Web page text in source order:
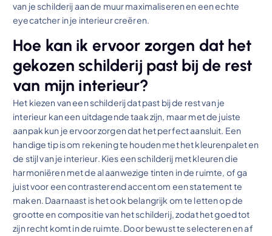
van je schilderij aan de muur maximaliseren en een echte
eyecatcher in je interieur creëren.
Hoe kan ik ervoor zorgen dat het
gekozen schilderij past bij de rest
van mijn interieur?
Het kiezen van een schilderij dat past bij de rest van je
interieur kan een uitdagende taak zijn, maar met de juiste
aanpak kun je ervoor zorgen dat het perfect aansluit. Een
handige tip is om rekening te houden met het kleurenpalet en
de stijl van je interieur. Kies een schilderij met kleuren die
harmoniëren met de al aanwezige tinten in de ruimte, of ga
juist voor een contrasterend accent om een statement te
maken. Daarnaast is het ook belangrijk om te letten op de
grootte en compositie van het schilderij, zodat het goed tot
zijn recht komt in de ruimte. Door bewust te selecteren en af